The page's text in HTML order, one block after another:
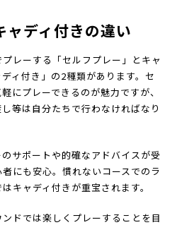
ャディ付きの違い
レーする「セルフプレー」とキャ
ィ付き」の2種類があります。セ
にプレーできるのが魅力ですが、
等は自分たちで行わなければなり
サポートや的確なアドバイスが受
にも安心。慣れないコースでのラ
キャディ付きが重宝されます。
ドでは楽しくプレーすることを目